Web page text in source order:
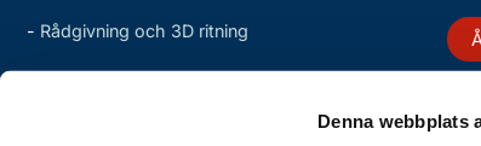
Denna webbplats
- Rådgivning och 3D ritning